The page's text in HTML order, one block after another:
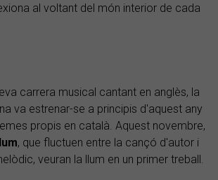
al voltant del món interior de cada
carrera musical cantant en anglès, la
va estrenar-se a principis d'aquest any
propis en català. Aquest novembre,
, que fluctuen entre la cançó d'autor i
veuran la llum en un primer treball.